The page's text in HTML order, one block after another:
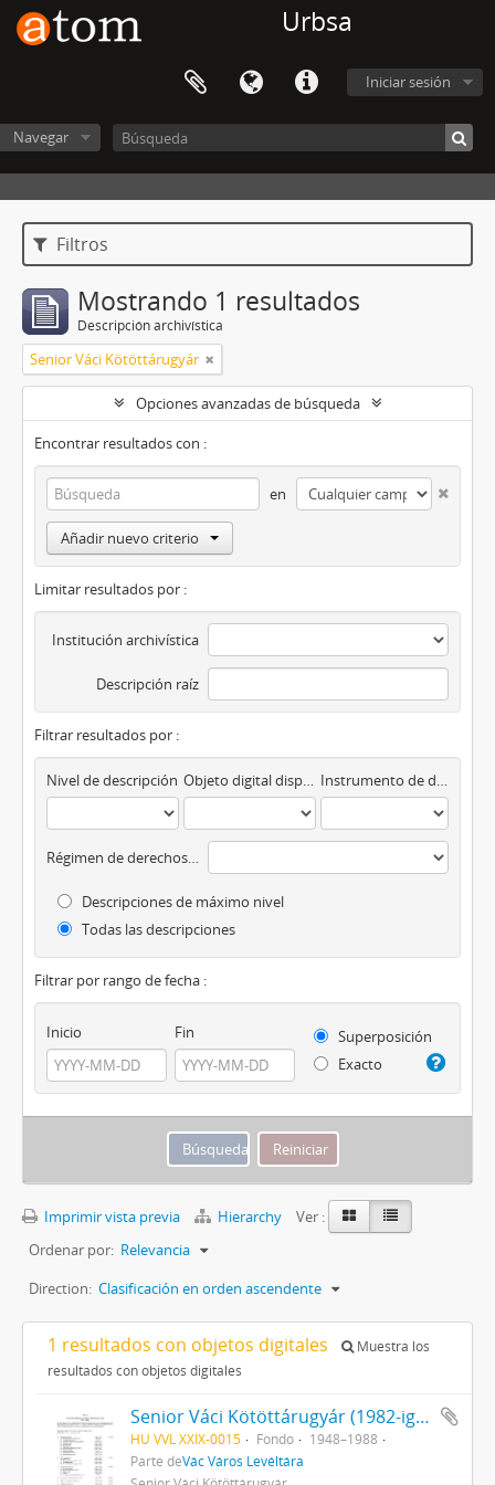
Urbsa
Iniciar sesión
Navegar
Filtros
Mostrando 1 resultados
Descripción archivística
Senior Váci Kötöttárugyár
Opciones avanzadas de búsqueda
Encontrar resultados con :
en
Añadir nuevo criterio
Limitar resultados por :
Institución archivística
Descripción raíz
Filtrar resultados por :
Nivel de descripción Objeto digital disponibles Instrumento de descripción
Régimen de derechos de autor
Descripciones de máximo nivel
Todas las descripciones
Filtrar por rango de fecha :
Inicio Fin
Superposición
Exacto
Imprimir vista previa Hierarchy
Ver :
Ordenar por: Relevancia
Direction: Clasificación en orden ascendente
1 resultados con objetos digitales
Muestra los
resultados con objetos digitales
Senior Váci Kötöttárugyár (1982-ig Váci Kötöttárugyár) iratai
HU VVL XXIX-0015 Fondo
1948–1988
Parte deVác Város Levéltára